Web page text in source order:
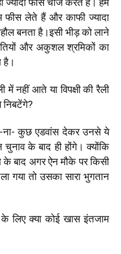
लेते हैं और काफी ज्यादा
बनता है।इसी भीड़ को लाने
और अकुशल श्रमिकों का
है।
नहीं आते या विपक्षी की रैली
कुछ एडवांस देकर उनसे ये
के बाद ही होंगे। क्योंकि
बाद अगर ऐन मौके पर किसी
गया तो उसका सारा भुगतान
लिए क्या कोई खास इंतजाम